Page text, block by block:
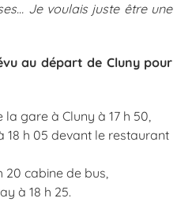
Je voulais juste être une
au départ de Cluny pour
gare à Cluny à 17 h 50,
18 h 05 devant le restaurant
20 cabine de bus,
à 18 h 25.